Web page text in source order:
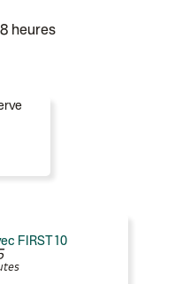
heures
FIRST10